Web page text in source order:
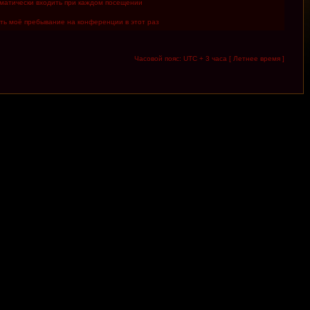
входить при каждом посещении
моё пребывание на конференции в этот раз
Часовой пояс: UTC + 3 часа [ Летнее время ]